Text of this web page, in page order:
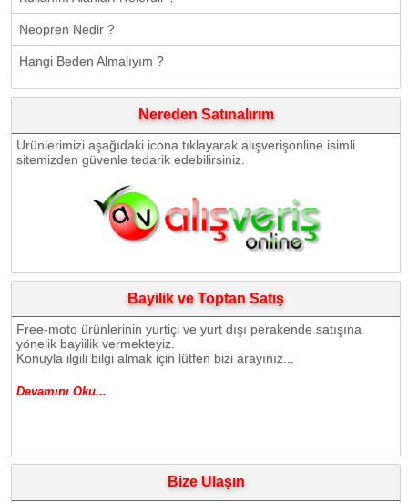
Neopren Nedir ?
Hangi Beden Almalıyım ?
Nereden Satınalırım
Ürünlerimizi aşağıdaki icona tıklayarak alışverişonline isimli
sitemizden güvenle tedarik edebilirsiniz.
Bayilik ve Toptan Satış
Free-moto ürünlerinin yurtiçi ve yurt dışı perakende satışına
yönelik bayiilik vermekteyiz.
Konuyla ilgili bilgi almak için lütfen bizi arayınız...
Devamını Oku...
Bize Ulaşın